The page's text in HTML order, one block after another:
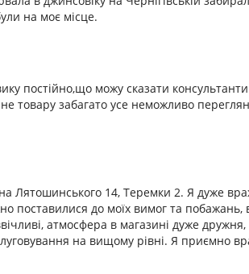
на моє місце.
постійно,що можу сказати
товару забагато усе неможливо
Лятошинського 14, Теремки 2. Я дуже
поставилися до моїх вимог та
атмосфера в магазині дуже
на вищому рівні. Я приємно